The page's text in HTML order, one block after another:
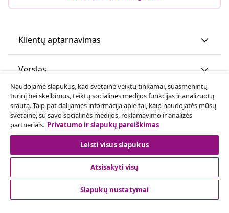
Klientų aptarnavimas
Verslas
vidaXL
Atraskite daugiau
Naudojame slapukus, kad svetainė veiktų tinkamai, suasmenintų
turinį bei skelbimus, teiktų socialinės medijos funkcijas ir analizuotų
srautą. Taip pat dalijamės informacija apie tai, kaip naudojatės mūsų
svetaine, su savo socialinės medijos, reklamavimo ir analizės
partneriais. Privatumo ir slapukų pareiškimas
Leisti visus slapukus
Atsisakyti visų
Slapukų nustatymai